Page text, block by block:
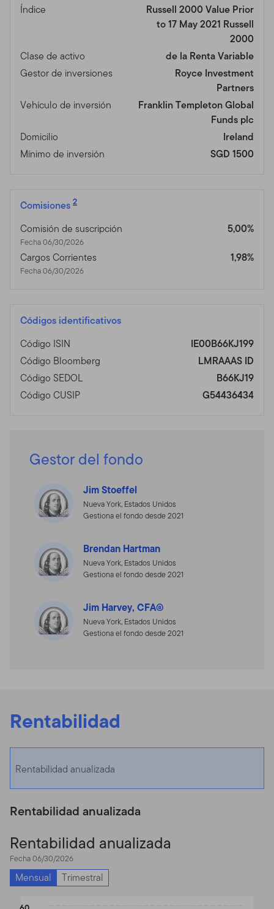
Índice
Russell 2000 Value Prior
to 17 May 2021 Russell
2000
Clase de activo
de la Renta Variable
Gestor de inversiones
Royce Investment
Partners
Vehículo de inversión
Franklin Templeton Global
Funds plc
Domicilio
Ireland
Mínimo de inversión
SGD 1500
Comisiones 2
Comisión de suscripción
Fecha 06/30/2026
5,00%
Cargos Corrientes
Fecha 06/30/2026
1,98%
Códigos identificativos
Código ISIN
IE00B66KJ199
Código Bloomberg
LMRAAAS ID
Código SEDOL
B66KJ19
Código CUSIP
G54436434
Gestor del fondo
Jim Stoeffel
Nueva York, Estados Unidos
Gestiona el fondo desde 2021
Brendan Hartman
Nueva York, Estados Unidos
Gestiona el fondo desde 2021
Jim Harvey, CFA®
Nueva York, Estados Unidos
Gestiona el fondo desde 2021
Rentabilidad
Rentabilidad anualizada
Rentabilidad anualizada
Rentabilidad anualizada
Fecha 06/30/2026
Mensual
Trimestral